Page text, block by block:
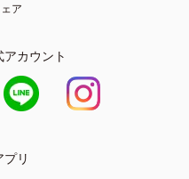
ア
アカウント
リ